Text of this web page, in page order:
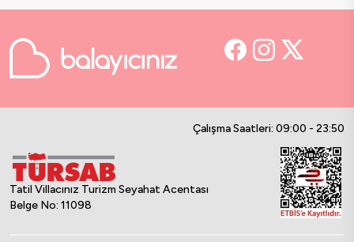
Çalışma Saatleri: 09:00 - 23:50
Tatil Villacınız Turizm Seyahat Acentası
Belge No: 11098